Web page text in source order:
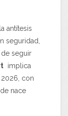
antítesis
seguridad,
seguir
implica
con
nace